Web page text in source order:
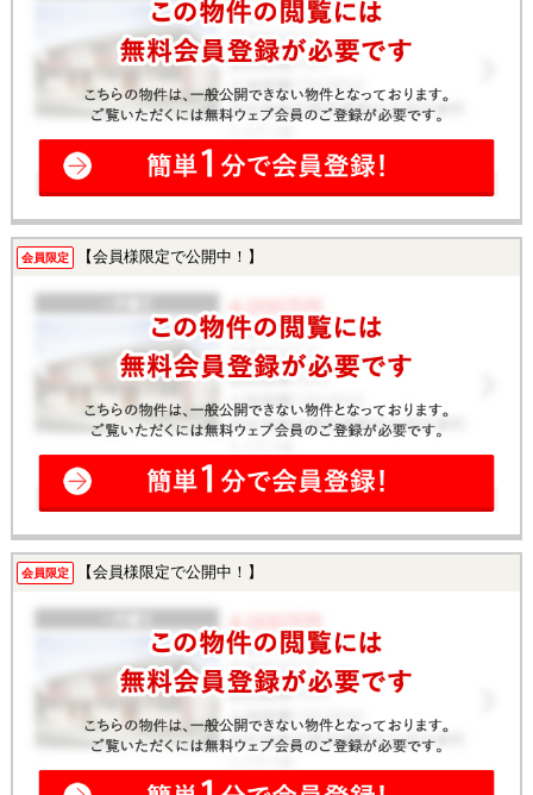
会員限定 【会員様限定で公開中！】
会員限定 【会員様限定で公開中！】